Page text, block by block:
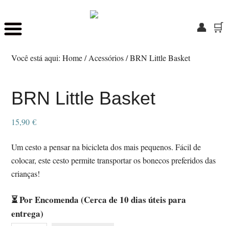
Skip
main
Saltar
Você está aqui:Home / Acessórios /BRN Little Basket
BRN Little Basket
15,90€
Um cesto a pensar na bicicleta dos mais pequenos. Fácil de
colocar, este cesto permite transportar os bonecos preferidos das
crianças!
⏳ Por Encomenda (Cerca de 10 dias úteis para
entrega)
👤 🛒